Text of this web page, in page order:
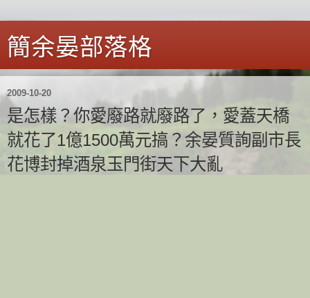
簡余晏部落格
2009-10-20
是怎樣？你愛廢路就廢路了，愛蓋天橋
就花了1億1500萬元搞？余晏質詢副市長
花博封掉酒泉玉門街天下大亂